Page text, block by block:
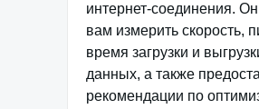
интернет-соединения.
вам измерить скорость,
время загрузки и
данных, а также
рекомендации по